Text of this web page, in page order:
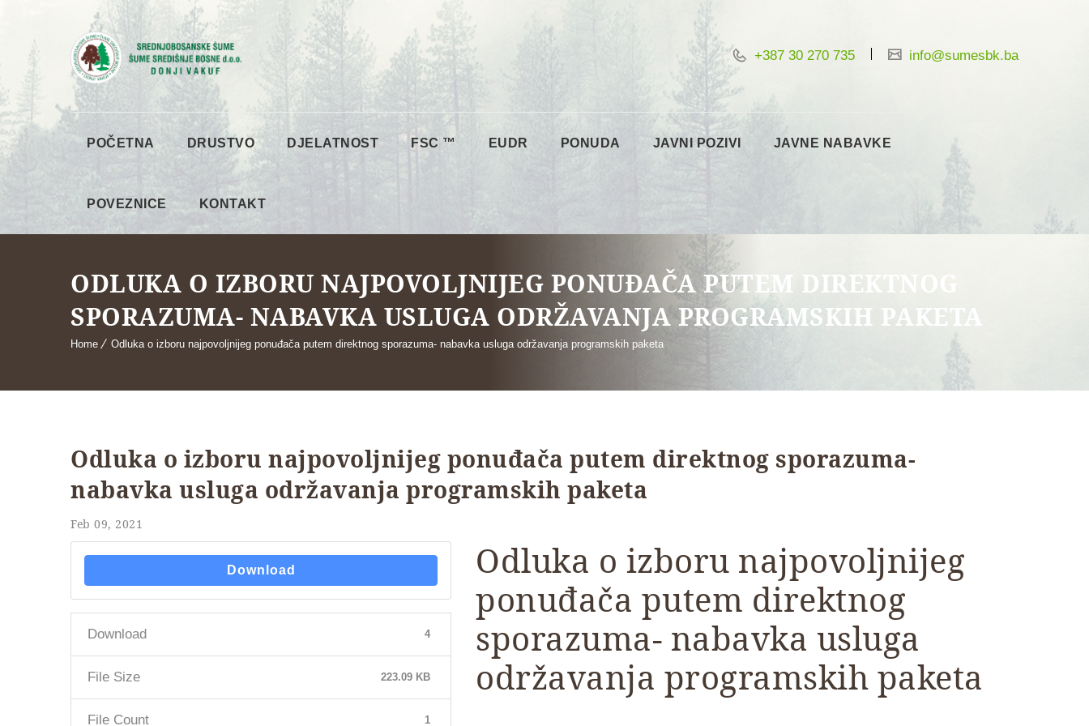
+387 30 270 735 info@sumesbk.ba
POČETNA DRUSTVO DJELATNOST FSC ™ EUDR PONUDA JAVNI POZIVI JAVNE NABAVKE
POVEZNICE KONTAKT
ODLUKA O IZBORU NAJPOVOLJNIJEG PONUĐAČA PUTEM DIREKTNOG
SPORAZUMA- NABAVKA USLUGA ODRŽAVANJA PROGRAMSKIH PAKETA
Home Odluka o izboru najpovoljnijeg ponuđača putem direktnog sporazuma- nabavka usluga održavanja programskih paketa
Odluka o izboru najpovoljnijeg ponuđača putem direktnog sporazuma-
nabavka usluga održavanja programskih paketa
Feb 09, 2021
Download
Download 4
File Size 223.09 KB
File Count 1
Odluka o izboru najpovoljnijeg
ponuđača putem direktnog
sporazuma- nabavka usluga
održavanja programskih paketa